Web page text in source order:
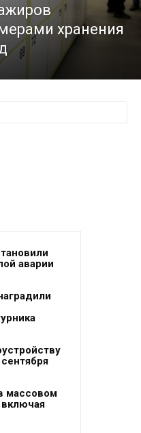
хранения
аварии
массовом